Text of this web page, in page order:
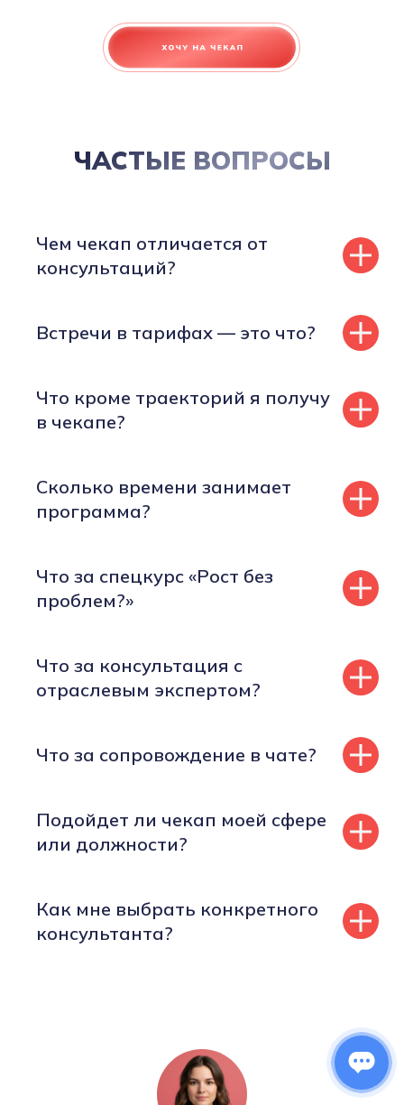
ЧАСТЫЕ ВОПРОСЫ
Чем чекап отличается от
консультаций?
Встречи в тарифах — это что?
Что кроме траекторий я получу
в чекапе?
Сколько времени занимает
программа?
Что за спецкурс «Рост без
проблем?»
Что за консультация с
отраслевым экспертом?
Что за сопровождение в чате?
Подойдет ли чекап моей сфере
или должности?
Как мне выбрать конкретного
консультанта?